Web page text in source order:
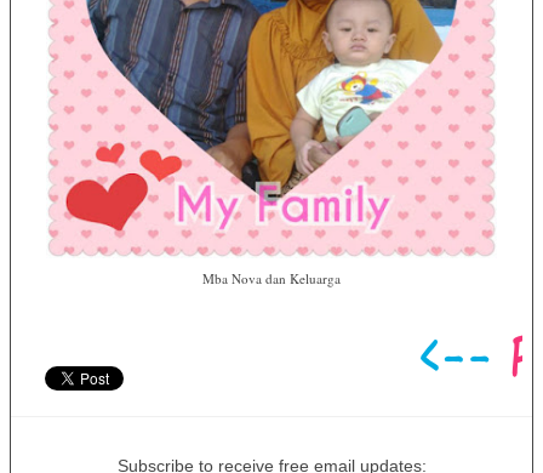
Mba Nova dan Keluarga
Subscribe to receive free email updates: